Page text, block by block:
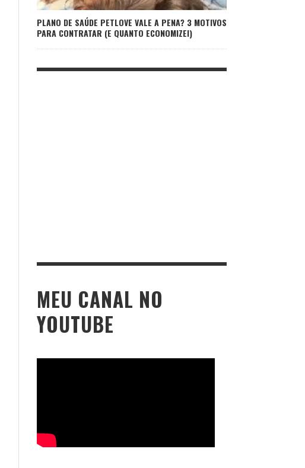
PLANO DE SAÚDE PETLOVE VALE A PENA? 3 MOTIVOS
PARA CONTRATAR (E QUANTO ECONOMIZEI)
MEU CANAL NO
YOUTUBE